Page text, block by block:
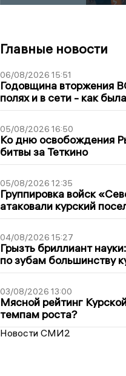
Главные новости
06/08/2026 15:51
Годовщина вторжения
полях и в сети - как
05/08/2026 16:50
Ко дню освобождения
битвы за Теткино
05/08/2026 12:35
Группировка войск
атаковали курский
04/08/2026 15:27
Грызть бриллиант
по зубам большинству
03/08/2026 13:00
Мясной рейтинг
темпам роста?
Новости СМИ2